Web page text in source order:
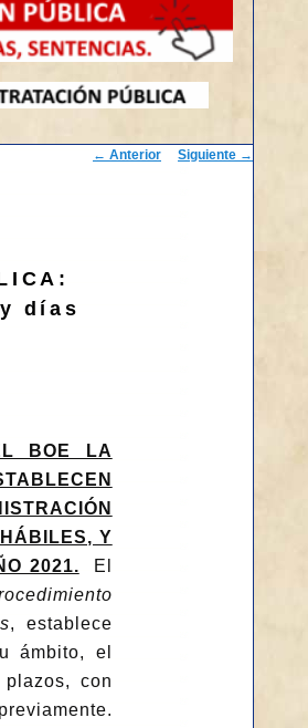
Navegación
← Anterior Siguiente →
días
BOE LA
Y
2021.
El
, establece
ámbito, el
con